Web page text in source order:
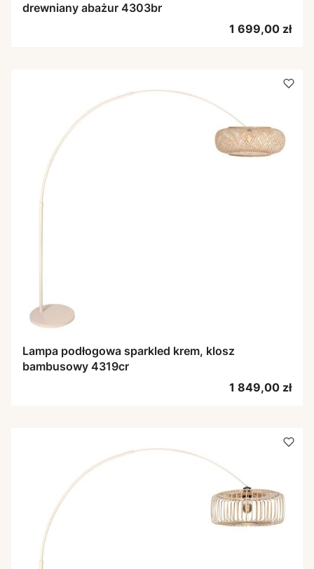
drewniany abażur 4303br
Cena
1 699,00 zł
Lampa podłogowa sparkled krem, klosz
bambusowy 4319cr
Cena
1 849,00 zł